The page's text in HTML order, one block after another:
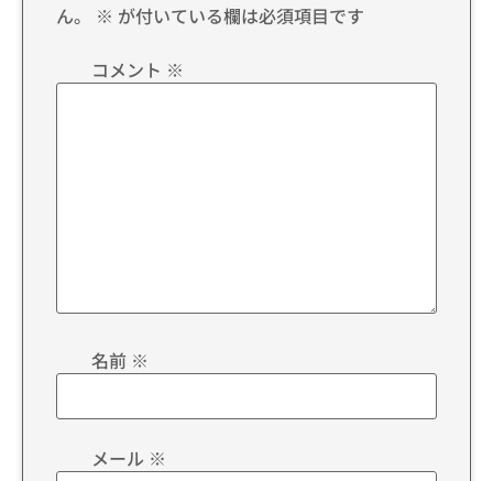
ん。
※ が付いている欄は必須項目です
コメント ※
名前 ※
メール ※